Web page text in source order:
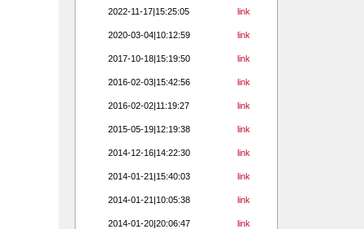
2022-11-17|15:25:05 link
2020-03-04|10:12:59 link
2017-10-18|15:19:50 link
2016-02-03|15:42:56 link
2016-02-02|11:19:27 link
2015-05-19|12:19:38 link
2014-12-16|14:22:30 link
2014-01-21|15:40:03 link
2014-01-21|10:05:38 link
2014-01-20|20:06:47 link